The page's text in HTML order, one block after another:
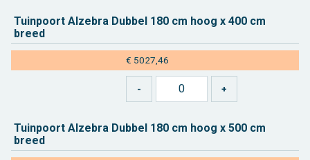
Tuin­poort Al­ze­bra Dub­bel 180 cm hoog x 400 cm
breed
€ 5027,46
Tuin­poort Al­ze­bra Dub­bel 180 cm hoog x 500 cm
breed